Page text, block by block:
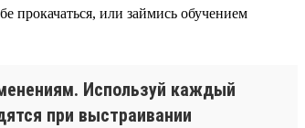
прокачаться, или займись обучением
Используй каждый
при выстраивании